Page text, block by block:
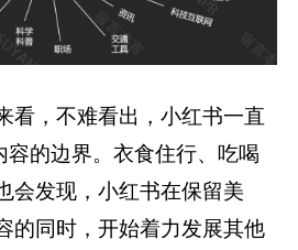
看，不难看出，小红书一直
容的边界。衣食住行、吃喝
会发现，小红书在保留美
的同时，开始着力发展其他